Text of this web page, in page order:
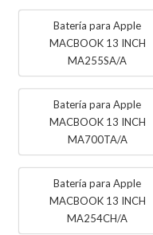
Batería para Apple
MACBOOK 13 INCH
MA255SA/A
Batería para Apple
MACBOOK 13 INCH
MA700TA/A
Batería para Apple
MACBOOK 13 INCH
MA254CH/A